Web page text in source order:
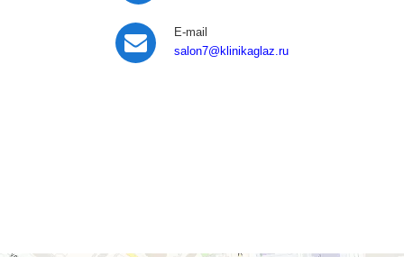
E-mail
salon7@klinikaglaz.ru